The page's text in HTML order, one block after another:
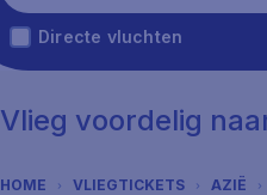
Directe vluchten
Vlieg voordelig
HOME VLIEGTICKETS AZIË